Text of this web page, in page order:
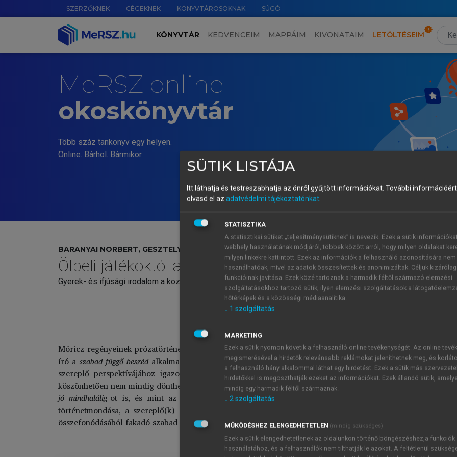
SZERZŐKNEK CÉGEKNEK KÖNYVTÁROSOKNAK SÚGÓ
KÖNYVTÁR KEDVENCEIM MAPPÁIM KIVONATAIM LETÖLTÉSEIM
MeRSZ online
okoskönyvtár
Több száz tankönyv egy helyen.
Online. Bárhol. Bármikor.
BARANYAI NORBERT, GESZTELYI HERMINA (SZERK.)
Ölbeli játékoktól az iskolai játszmákig
Gyerek- és ifjúsági irodalom a közoktatás különböző szintjein
Móricz regényeinek prózatörténeti jelentőségét több értelmező is abban látja, ahogyan a realista
író a szabad függő beszédalkalmazásával újragondolja. Ennek köszönhetően a harmadik személyű
szereplő perspektívájához igazodik, hanem annak gondolatait, szólamát külön jelzés és elkülönítés
köszönhetően nem mindig dönthető el egyértelműen, hogy az elbeszélő kinek a vélekedését fogalmazza
jó mindhalálig-ot is, és mint az alábbi példa is érzékelteti, néha szinte észrevétlenül váltakozik a
történetmondása, a szereplő(k) gondolatainak függő beszédként való idézése (és általa a szólamok
összefonódásából fakadó szabad függő beszéd:
SÜTIK LISTÁJA
Itt láthatja és testreszabhatja az önről gyűjtött információkat. További
olvasd el az adatvédelmi tájékoztatónkat.
STATISZTIKA
A statisztikai sütiket „teljesítménysütiknek” is nevezik. Ezek a sütik
webhely használatának módjáról, többek között arról, hogy milyen oldalakat
milyen linkekre kattintott. Ezek az információk a felhasználó azonosítására nem
használhatóak, mivel az adatok összesítettek és anonimizáltak. Céljuk
funkcióinak javítása. Ezek közé tartoznak a harmadik féltől származó elemzési
szolgáltatásokhoz tartozó sütik; ilyen elemzési szolgáltatások a
hőtérképek és a közösségi médiaanalitika.
↓ 1 szolgáltatás
MARKETING
Ezek a sütik nyomon követik a felhasználó online tevékenységét. Az online
megismerésével a hirdetők relevánsabb reklámokat jeleníthetnek meg, és
a felhasználó hány alkalommal láthat egy hirdetést. Ezek a sütik más
hirdetőkkel is megoszthatják ezeket az információkat. Ezek állandó sütik,
mindig egy harmadik féltől származnak.
↓ 2szolgáltatás
MŰKÖDÉSHEZ ELENGEDHETETLEN (mindig szükséges)
Ezek a sütik elengedhetetlenek az oldalunkon történő böngészéshez,a funkciók
használatához, és a felhasználók nem tilthatják le azokat. A feltétlenül